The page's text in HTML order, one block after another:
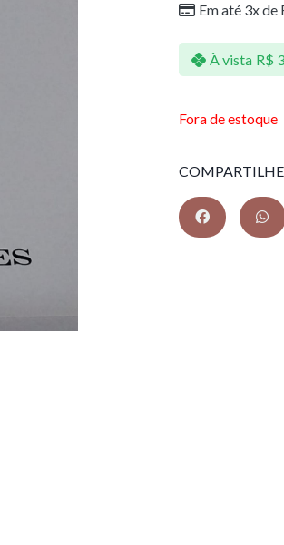
Em até 3x de
À vista R$
Fora de estoque
COMPARTILHE